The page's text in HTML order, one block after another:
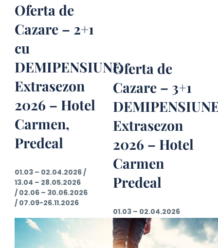
Oferta de
Cazare – 2+1
cu
DEMIPENSIUNE
Extrasezon
2026 – Hotel
Carmen,
Predeal
01.03 – 02.04.2026 /
13.04 – 28.05.2026
/ 02.06 – 30.06.2026
/ 07.09-26.11.2026
Oferta de
Cazare – 3+1
Extrasezon
2026 – Hotel
Carmen
Predeal
01.03 – 02.04.2026
/13.04 – 28.05.2026
/02.06 – 30.06.2026
/07.09-26.11.2026